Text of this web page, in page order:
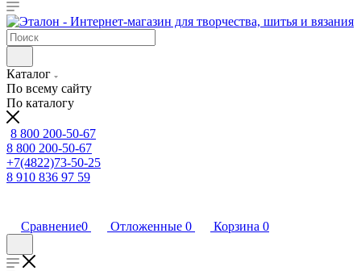
Каталог
По всему сайту
По каталогу
8 800 200-50-67
8 800 200-50-67
+7(4822)73-50-25
8 910 836 97 59
Сравнение0 Отложенные 0 Корзина 0